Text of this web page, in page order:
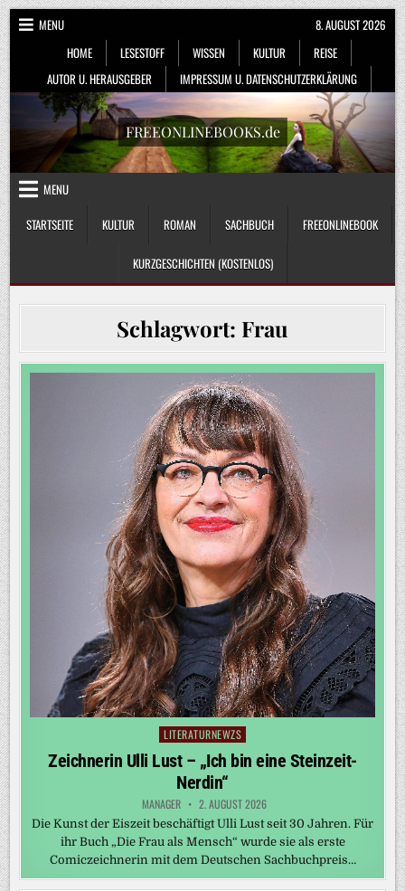
Skip
to
content
MENU
HOME
LESESTOFF WISSEN KULTUR
REISE
AUTOR U. HERAUSGEBER
IMPRESSUM U. DATENSCHUTZERKLÄRUNG
8. AUGUST 2026
FREEONLINEBOOKS.de
MENU
STARTSEITE
KULTUR ROMAN SACHBUCH FREEONLINEBOOK
KURZGESCHICHTEN (KOSTENLOS)
Schlagwort: Frau
Posted
LITERATURNEWZS
Zeichnerin Ulli Lust – „Ich bin eine Steinzeit-
Nerdin“
MANAGER 2. AUGUST 2026
Die Kunst der Eiszeit beschäftigt Ulli Lust seit 30 Jahren. Für
ihr Buch „Die Frau als Mensch“ wurde sie als erste
Comiczeichnerin mit dem Deutschen Sachbuchpreis…